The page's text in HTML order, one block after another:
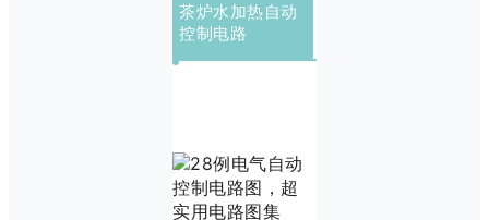
茶炉水加热自动
控制电路